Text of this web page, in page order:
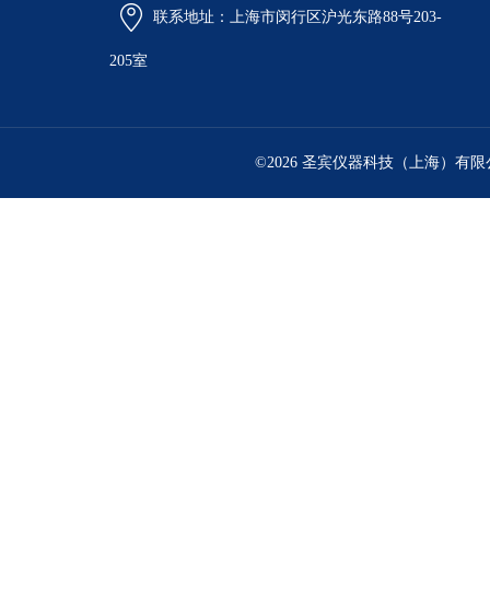
联系地址：上海市闵行区沪光东路88号203-
205室
©2026 圣宾仪器科技（上海）有